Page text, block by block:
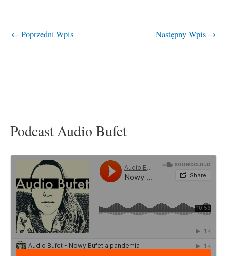
← Poprzedni Wpis Następny Wpis →
Podcast Audio Bufet